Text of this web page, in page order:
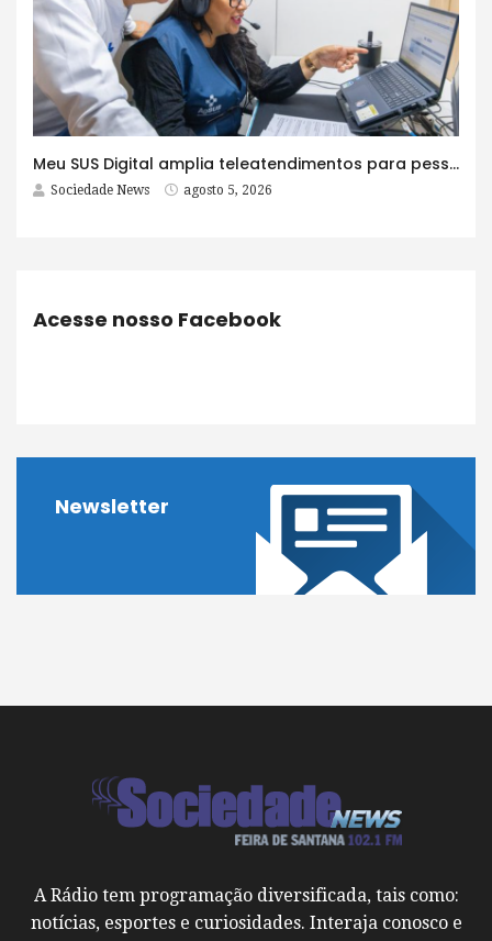
Meu SUS Digital amplia teleatendimentos para pessoas com problemas com jogos e apostas
Sociedade News agosto 5, 2026
Acesse nosso Facebook
Newsletter
A Rádio tem programação diversificada, tais como:
notícias, esportes e curiosidades. Interaja conosco e